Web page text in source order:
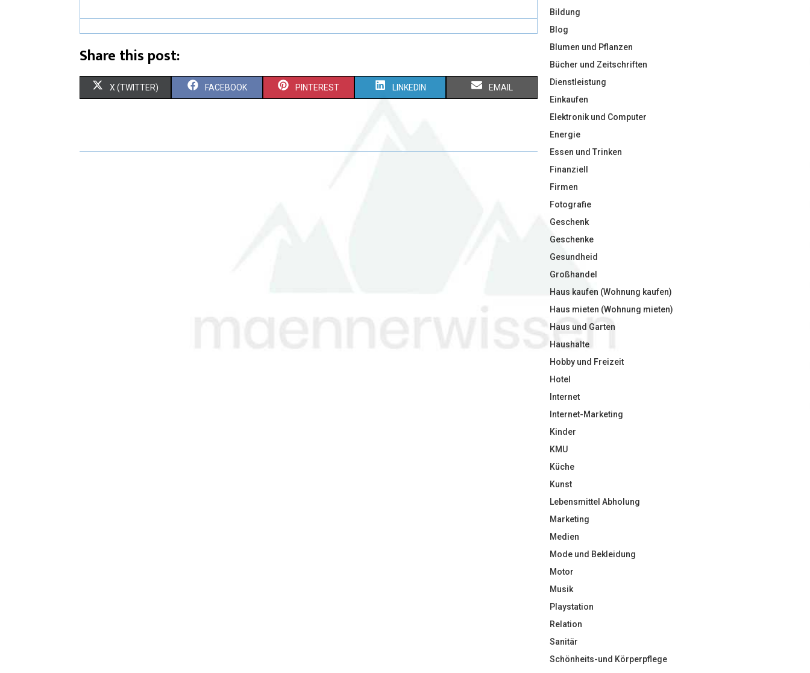
Share this post:
S
R
X (TWITTER) S
R
FACEBOOK S
R
PINTEREST S
R
LINKEDIN S
R
EMAIL
Bildung
Blog
Blumen und Pflanzen
Bücher und Zeitschriften
Dienstleistung
Einkaufen
Elektronik und Computer
Energie
Essen und Trinken
Finanziell
Firmen
Fotografie
Geschenk
Geschenke
Gesundheid
Großhandel
Haus kaufen (Wohnung kaufen)
Haus mieten (Wohnung mieten)
Haus und Garten
Haushalte
Hobby und Freizeit
Hotel
Internet
Internet-Marketing
Kinder
KMU
Küche
Kunst
Lebensmittel Abholung
Marketing
Medien
Mode und Bekleidung
Motor
Musik
Playstation
Relation
Sanitär
Schönheits-und Körperpflege